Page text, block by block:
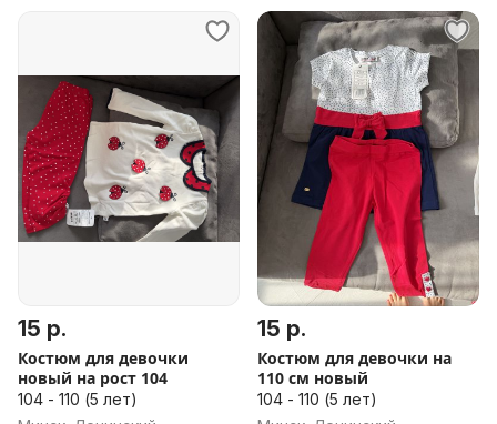
15 р.
Костюм для девочки
новый на рост 104
104 - 110 (5 лет)
15 р.
Костюм для девочки на
110 см новый
104 - 110 (5 лет)